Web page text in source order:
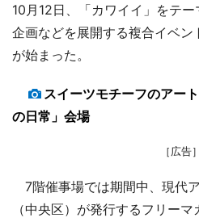
10月12日、「カワイイ」をテ
企画などを展開する複合イベ
が始まった。
スイーツモチーフのアー
の日常」会場
［広告］
7階催事場では期間中、現代
（中央区）が発行するフリー